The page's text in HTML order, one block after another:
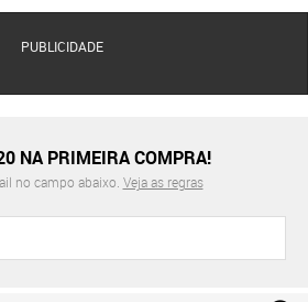
PUBLICIDADE
NA PRIMEIRA COMPRA!
no campo abaixo. Veja as regras